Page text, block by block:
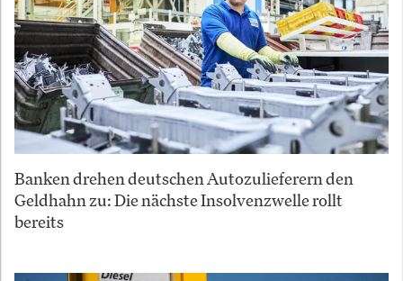
Banken drehen deutschen Autozulieferern den
Geldhahn zu: Die nächste Insolvenzwelle rollt
bereits